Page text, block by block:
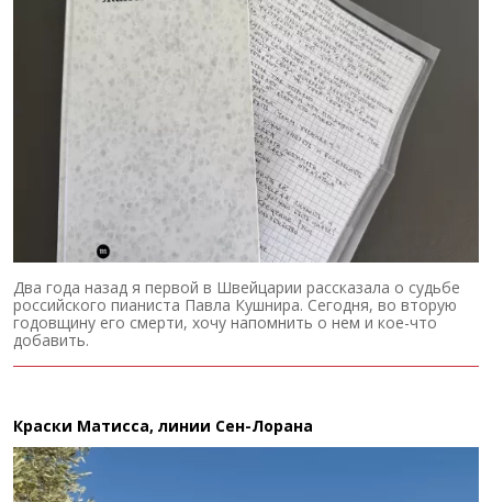
Два года назад я первой в Швейцарии рассказала о судьбе
российского пианиста Павла Кушнира. Сегодня, во вторую
годовщину его смерти, хочу напомнить о нем и кое-что
добавить.
Краски Матисса, линии Сен-Лорана